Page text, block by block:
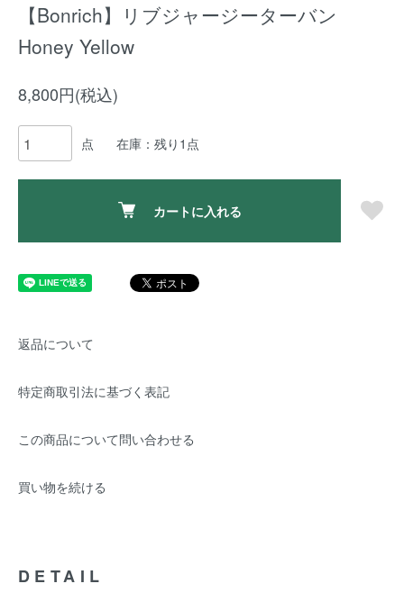
【Bonrich】リブジャージーターバン
Honey Yellow
8,800円(税込)
点 在庫：残り1点
カートに入れる
返品について
特定商取引法に基づく表記
この商品について問い合わせる
買い物を続ける
DETAIL